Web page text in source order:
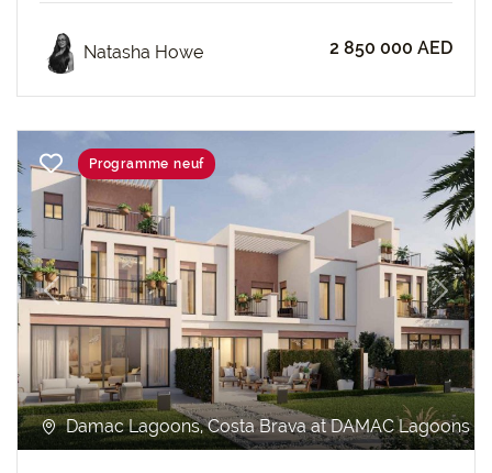
Natasha Howe 2 850 000 AED
Previous Next
Programme neuf
Damac Lagoons, Costa Brava at DAMAC Lagoons